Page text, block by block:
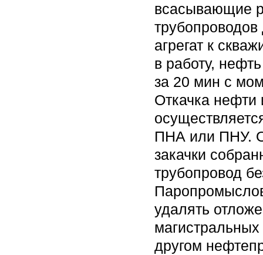
всасывающие
агрегат к
в работу,
за 20 мин с
Откачка нефти
ПНА или ПНУ.
закачки
трубопровод
удалять
другом